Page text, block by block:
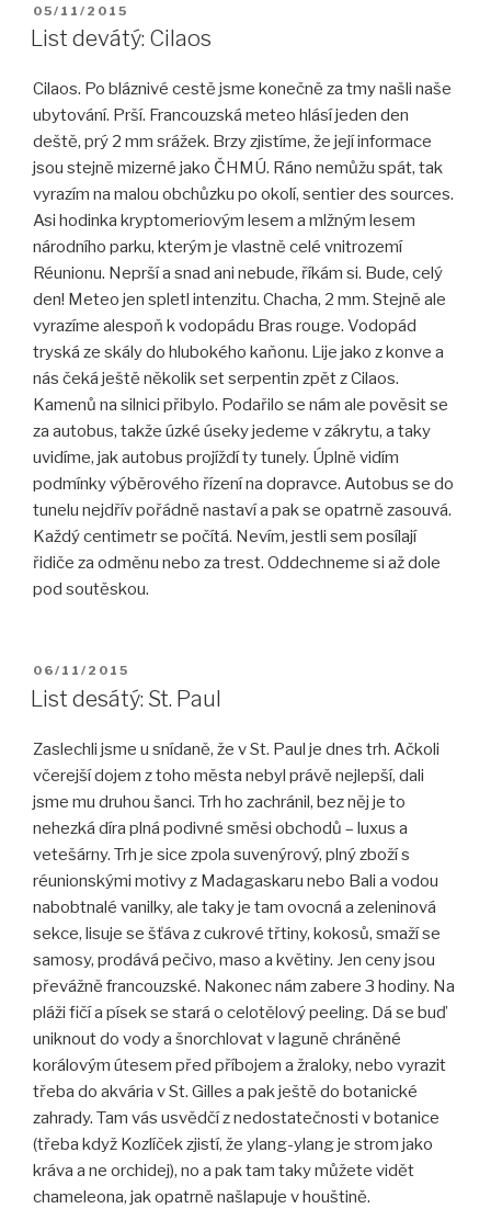
PUBLIKOVÁNO
05/11/2015
List devátý: Cilaos
Cilaos. Po bláznivé cestě jsme konečně za tmy našli naše
ubytování. Prší. Francouzská meteo hlásí jeden den
deště, prý 2 mm srážek. Brzy zjistíme, že její informace
jsou stejně mizerné jako ČHMÚ. Ráno nemůžu spát, tak
vyrazím na malou obchůzku po okolí, sentier des sources.
Asi hodinka kryptomeriovým lesem a mlžným lesem
národního parku, kterým je vlastně celé vnitrozemí
Réunionu. Neprší a snad ani nebude, říkám si. Bude, celý
den! Meteo jen spletl intenzitu. Chacha, 2 mm. Stejně ale
vyrazíme alespoň k vodopádu Bras rouge. Vodopád
tryská ze skály do hlubokého kaňonu. Lije jako z konve a
nás čeká ještě několik set serpentin zpět z Cilaos.
Kamenů na silnici přibylo. Podařilo se nám ale pověsit se
za autobus, takže úzké úseky jedeme v zákrytu, a taky
uvidíme, jak autobus projíždí ty tunely. Úplně vidím
podmínky výběrového řízení na dopravce. Autobus se do
tunelu nejdřív pořádně nastaví a pak se opatrně zasouvá.
Každý centimetr se počítá. Nevím, jestli sem posílají
řidiče za odměnu nebo za trest. Oddechneme si až dole
pod soutěskou.
PUBLIKOVÁNO
06/11/2015
List desátý: St. Paul
Zaslechli jsme u snídaně, že v St. Paul je dnes trh. Ačkoli
včerejší dojem z toho města nebyl právě nejlepší, dali
jsme mu druhou šanci. Trh ho zachránil, bez něj je to
nehezká díra plná podivné směsi obchodů – luxus a
vetešárny. Trh je sice zpola suvenýrový, plný zboží s
réunionskými motivy z Madagaskaru nebo Bali a vodou
nabobtnalé vanilky, ale taky je tam ovocná a zeleninová
sekce, lisuje se šťáva z cukrové třtiny, kokosů, smaží se
samosy, prodává pečivo, maso a květiny. Jen ceny jsou
převážně francouzské. Nakonec nám zabere 3 hodiny. Na
pláži fičí a písek se stará o celotělový peeling. Dá se buď
uniknout do vody a šnorchlovat v laguně chráněné
korálovým útesem před příbojem a žraloky, nebo vyrazit
třeba do akvária v St. Gilles a pak ještě do botanické
zahrady. Tam vás usvědčí z nedostatečnosti v botanice
(třeba když Kozlíček zjistí, že ylang-ylang je strom jako
kráva a ne orchidej), no a pak tam taky můžete vidět
chameleona, jak opatrně našlapuje v houštině.